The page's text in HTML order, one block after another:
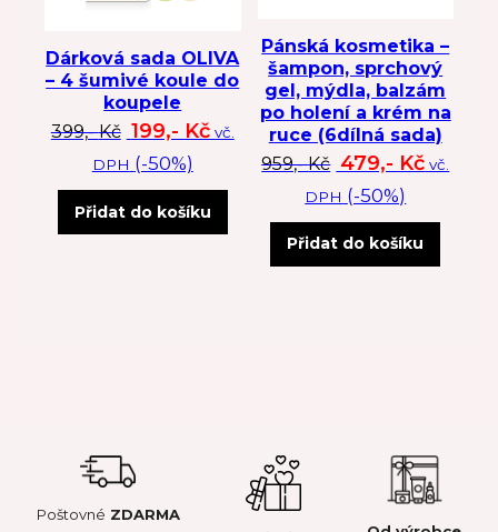
Dárková sada OLIVA
– 4 šumivé koule do
koupele
399,-Kč Původní cena byla: 399 Kč.
199,- KčAktuální cena je: 199 Kč.
vč.
DPH (-50%)
Přidat do košíku
Pánská kosmetika –
šampon, sprchový
gel, mýdla, balzám
po holení a krém na
ruce (6dílná sada)
959,-Kč Původní cena
479,- Kč vč.
DPH (-50%)
Přidat do košíku
Poštovné ZDARMA